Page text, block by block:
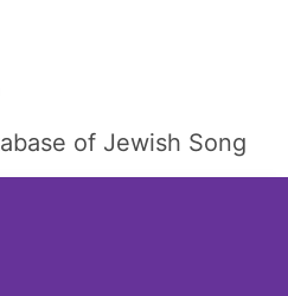
of Jewish Song